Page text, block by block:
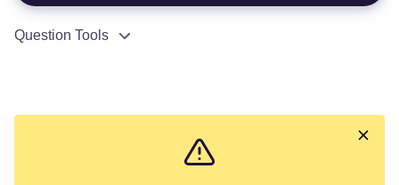
Question Tools